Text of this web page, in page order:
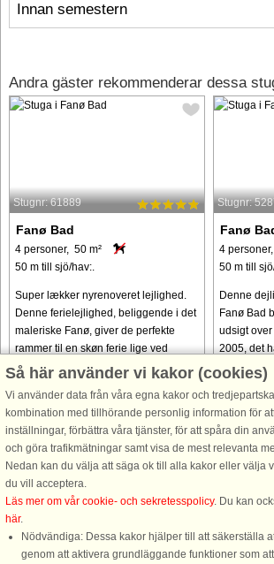
Innan semestern
Andra gäster rekommenderar dessa
Stugnr: 61889
Fanø Bad
4 personer, 50 m²
50 m till sjö/hav:.
Super lækker nyrenoveret lejlighed.
Denne ferielejlighed, beliggende i det
maleriske Fanø, giver de perfekte
rammer til en skøn ferie lige ved
stranden. Nyrenoveret ferielejlighed
från 5.170 SEK
Stugnr:
Fanø
4
50 m till
Denne
Fanø Bad
udsigt over
2005, det
Så här använder vi kakor (cookies)
Vi använder data från våra egna kakor och
kombination med tillhörande personlig information för
inställningar, förbättra våra tjänster, för att spåra din
och göra trafikmätningar samt visa de mest relevanta
Nedan kan du välja att säga ok till alla kakor eller välja
du vill acceptera.
Läs mer om vår cookie- och sekretesspolicy. Du kan
här.
Nödvändiga: Dessa kakor hjälper till att säkerställa
genom att aktivera grundläggande funktioner som